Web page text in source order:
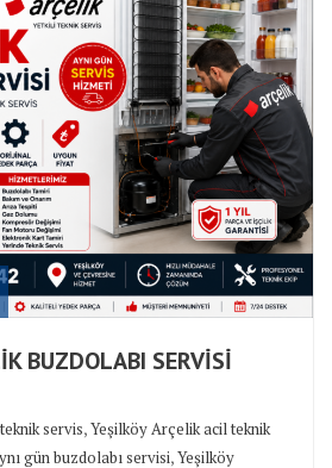
BUZDOLABI SERVİSİ
servis,Yeşilköy Arçelik acil teknik
gün buzdolabı servisi,Yeşilköy